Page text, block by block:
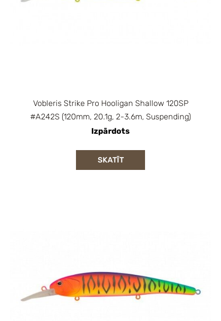
Vobleris Strike Pro Hooligan Shallow 120SP
#A242S (120mm, 20.1g, 2-3.6m, Suspending)
Izpārdots
SKATĪT